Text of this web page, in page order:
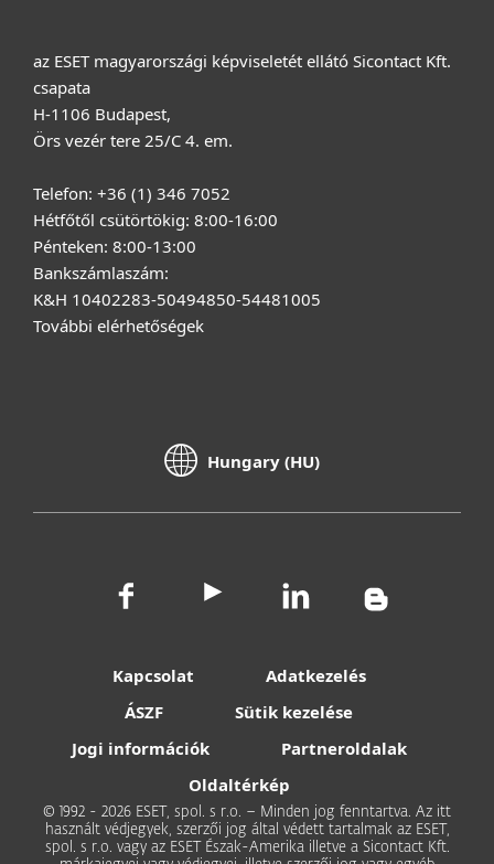
az ESET magyarországi képviseletét ellátó Sicontact Kft.
csapata
H-1106 Budapest,
Örs vezér tere 25/C 4. em.
Telefon: +36 (1) 346 7052
Hétfőtől csütörtökig: 8:00-16:00
Pénteken: 8:00-13:00
Bankszámlaszám:
K&H 10402283-50494850-54481005
További elérhetőségek
Hungary (HU)
Kapcsolat
Adatkezelés
ÁSZF
Sütik kezelése
Jogi információk
Partneroldalak
Oldaltérkép
© 1992 - 2026 ESET, spol. s r.o. – Minden jog fenntartva. Az itt
használt védjegyek, szerzői jog által védett tartalmak az ESET,
spol. s r.o. vagy az ESET Észak-Amerika illetve a Sicontact Kft.